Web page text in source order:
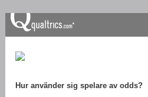
Hur använder sig spelare av odds?